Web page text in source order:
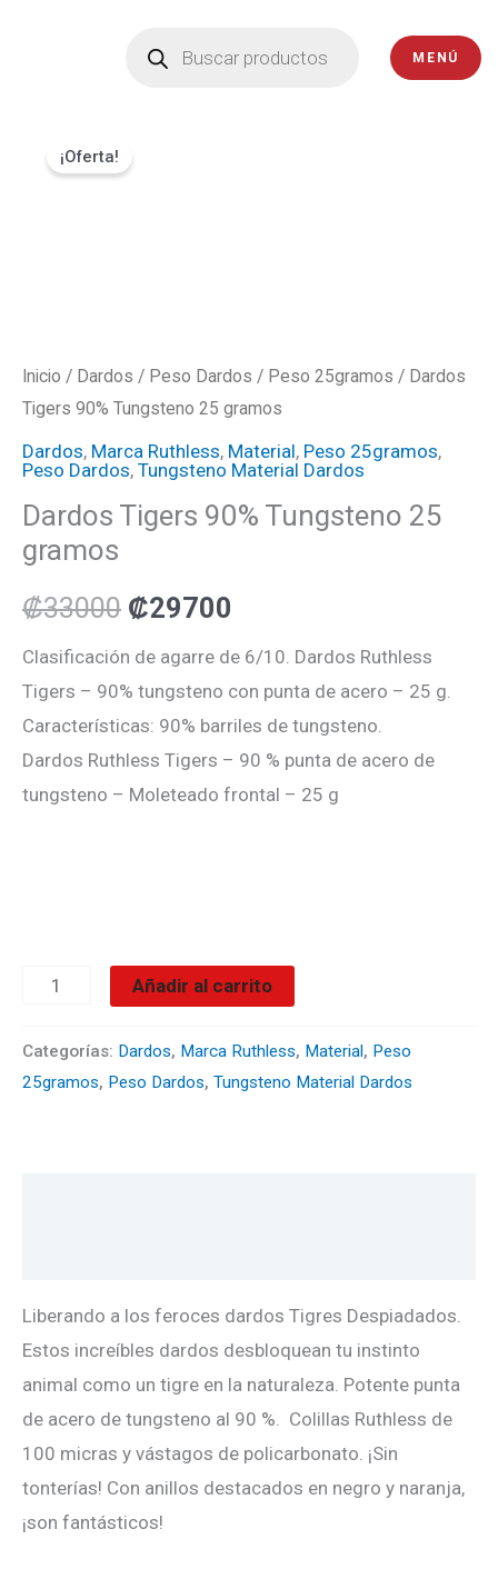
productos
MENÚ
¡Oferta!
Inicio / Dardos / Peso Dardos / Peso 25gramos / Dardos
Tigers 90% Tungsteno 25 gramos
Dardos, Marca Ruthless, Material, Peso 25gramos,
Peso Dardos, Tungsteno Material Dardos
Dardos Tigers 90% Tungsteno 25
gramos
₡33000 ₡29700
Clasificación de agarre de 6/10. Dardos Ruthless
Tigers – 90% tungsteno con punta de acero – 25 g.
Características: 90% barriles de tungsteno.
Dardos Ruthless Tigers – 90 % punta de acero de
tungsteno – Moleteado frontal – 25 g
Tigers
Añadir al carrito
Categorías: Dardos, Marca Ruthless, Material, Peso
25gramos, Peso Dardos, Tungsteno Material Dardos
Liberando a los feroces dardos Tigres Despiadados.
Estos increíbles dardos desbloquean tu instinto
animal como un tigre en la naturaleza. Potente punta
de acero de tungsteno al 90 %. Colillas Ruthless de
100 micras y vástagos de policarbonato. ¡Sin
tonterías! Con anillos destacados en negro y naranja,
¡son fantásticos!